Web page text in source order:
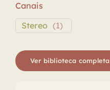
Canais
Stereo (1)
Ver biblioteca completa